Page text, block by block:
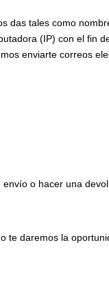
das tales como
(IP) con el fin
enviarte correos
o hacer una
te daremos la